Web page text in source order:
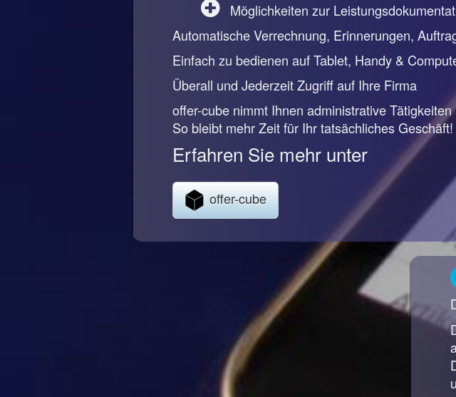
Möglichkeiten zur
Automatische Verrechnung, Erinnerungen,
Einfach zu bedienen auf Tablet, Handy &
Überall und Jederzeit Zugriff auf Ihre Firma
offer-cube nimmt Ihnen administrative Tätigkeiten
So bleibt mehr Zeit für Ihr tatsächliches Geschäft!
Erfahren Sie mehr unter
offer-cube